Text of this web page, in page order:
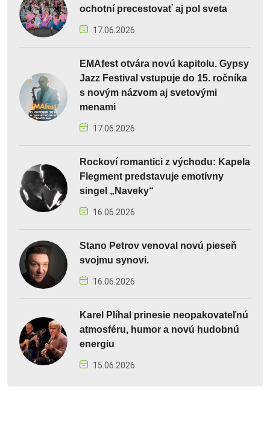
ochotní precestovať aj pol sveta
17.06.2026
EMAfest otvára novú kapitolu. Gypsy
Jazz Festival vstupuje do 15. ročníka
s novým názvom aj svetovými
menami
17.06.2026
Rockoví romantici z východu: Kapela
Flegment predstavuje emotívny
singel „Naveky“
16.06.2026
Stano Petrov venoval novú pieseň
svojmu synovi.
16.06.2026
Karel Plíhal prinesie neopakovateľnú
atmosféru, humor a novú hudobnú
energiu
15.06.2026